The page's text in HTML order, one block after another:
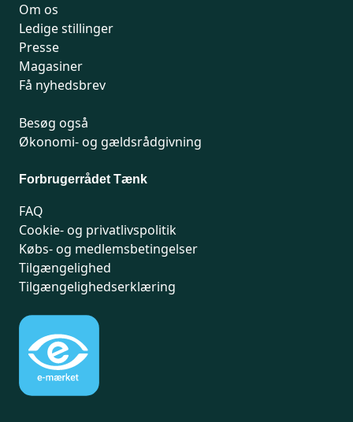
Om os
Ledige stillinger
Presse
Magasiner
Få nyhedsbrev
Besøg også
Økonomi- og gældsrådgivning
Forbrugerrådet Tænk
FAQ
Cookie- og privatlivspolitik
Købs- og medlemsbetingelser
Tilgængelighed
Tilgængelighedserklæring